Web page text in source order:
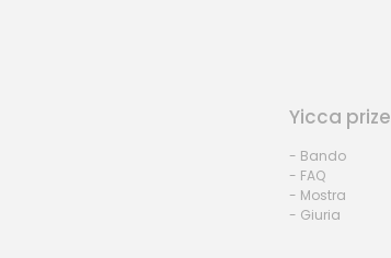
Yicca prize
- Bando
- FAQ
- Mostra
- Giuria